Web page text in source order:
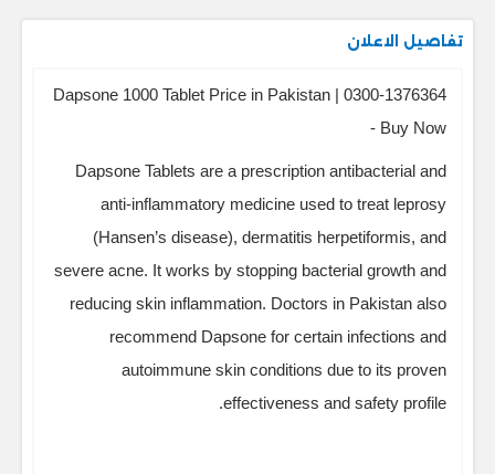
تفاصيل الاعلان
Dapsone 1000 Tablet Price in Pakistan | 0300-1376364
- Buy Now
Dapsone Tablets are a prescription antibacterial and
anti-inflammatory medicine used to treat leprosy
(Hansen’s disease), dermatitis herpetiformis, and
severe acne. It works by stopping bacterial growth and
reducing skin inflammation. Doctors in Pakistan also
recommend Dapsone for certain infections and
autoimmune skin conditions due to its proven
effectiveness and safety profile.